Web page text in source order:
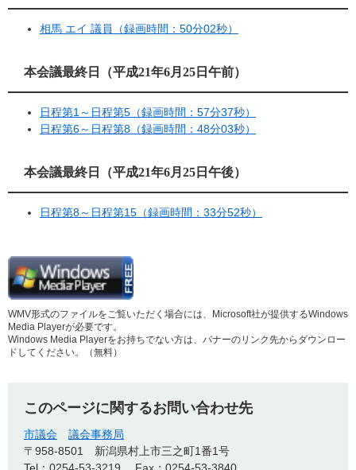
相馬 エイ 議員（録画時間：50分02秒）
本会議最終日（平成21年6月25日午前）
日程第1～日程第5（録画時間：57分37秒）
日程第6～日程第8（録画時間：48分03秒）
本会議最終日（平成21年6月25日午後）
日程第8～日程第15（録画時間：33分52秒）
WMV形式のファイルをご覧いただく場合には、Microsoft社が提供するWindows
Media Playerが必要です。
Windows Media Playerをお持ちでない方は、バナーのリンク先からダウンロー
ドしてください。（無料）
このページに関するお問い合わせ先
市議会
議会事務局
〒958-8501
新潟県村上市三之町1番1号